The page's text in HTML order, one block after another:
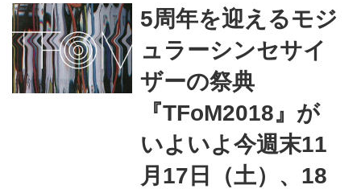
い独特のエンクロージュアが特
徴。さらには一見可愛らしい見
た目（高さは30cmほど）から
は想像できない重さ(12.5㎏)に
も驚かされる。今まで経験した
ものとは大きく異なる音の出方
が印象的で、目を閉じるとまる
で空間に浮かんでいるかのよう
5周年を迎えるモジ
ュラーシンセサイ
ザーの祭典
『TFoM2018』が
いよいよ今週末11
月17日（土）、18